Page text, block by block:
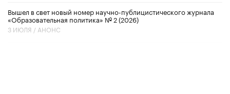
Вышел в свет новый номер научно-публицистического журнала
«Образовательная политика» № 2 (2026)
3 ИЮЛЯ / АНОНС